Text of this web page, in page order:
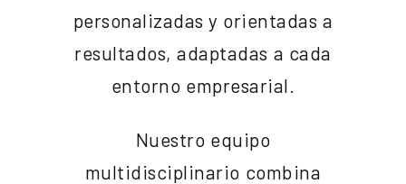
personalizadas y orientadas a
resultados, adaptadas a cada
entorno empresarial.
Nuestro equipo
multidisciplinario combina